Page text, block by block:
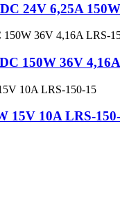
24V 6,25A
150W 36V
15V 10A LRS-